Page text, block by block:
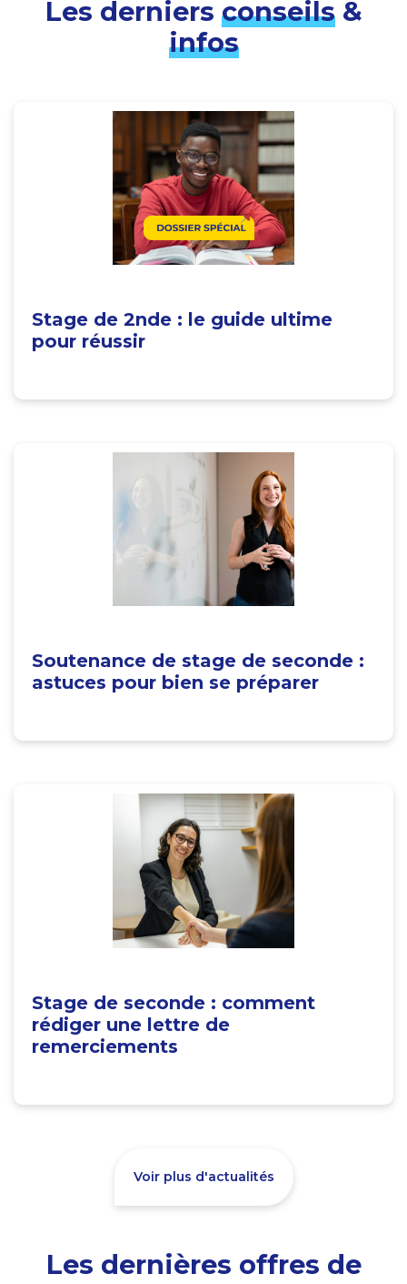
Les derniers conseils&
infos
Stage de 2nde : le guide ultime
pour réussir
Soutenance de stage de seconde :
astuces pour bien se préparer
Stage de seconde : comment
rédiger une lettre de
remerciements
Voir plus d'actualités
Les dernières offres de